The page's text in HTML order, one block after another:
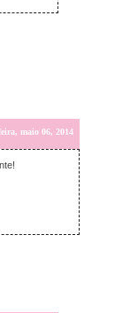
maio 06, 2014